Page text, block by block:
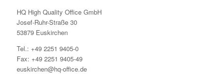
HQ High Quality Office GmbH
Josef-Ruhr-Straße 30
53879 Euskirchen
Tel.: +49 2251 9405-0
Fax: +49 2251 9405-49
euskirchen@hq-office.de